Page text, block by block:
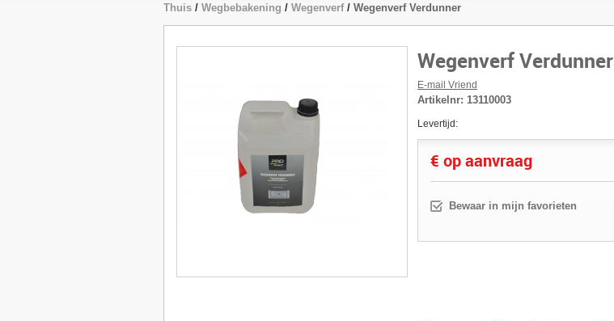
Thuis / Wegbebakening / Wegenverf / Wegenverf Verdunner
Wegenverf Verdunner
E-mail Vriend
Artikelnr: 13110003
Levertijd:
€ op aanvraag
Bewaar in mijn favorieten